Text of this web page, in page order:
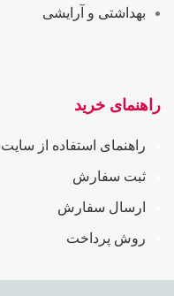
بهداشتی و آرایشی
راهنمای خرید
راهنمای استفاده از سایت
ثبت سفارش
ارسال سفارش
روش پرداخت